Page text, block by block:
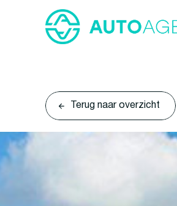
Terug naar overzicht